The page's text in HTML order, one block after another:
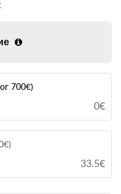
700€)
0€
33.5€